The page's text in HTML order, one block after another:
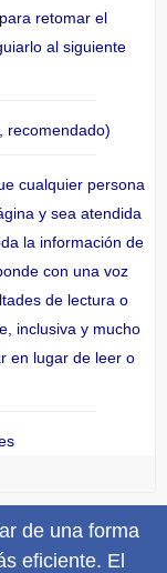
retomar el
al siguiente
recomendado)
cualquier persona
y sea atendida
la información de
con una voz
de lectura o
inclusiva y mucho
en lugar de leer o
de una forma
eficiente. El